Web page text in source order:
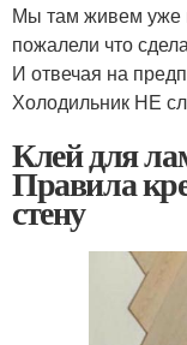
Мы там живем уже
пожалели что
И отвечая на
Холодильник НЕ
Клей для
Правила
стену